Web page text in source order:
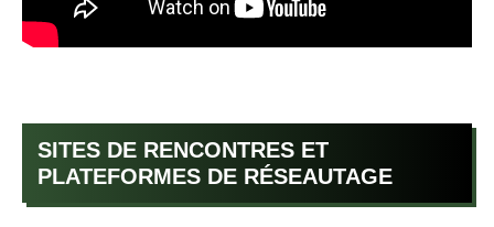
SITES DE RENCONTRES ET
PLATEFORMES DE RÉSEAUTAGE